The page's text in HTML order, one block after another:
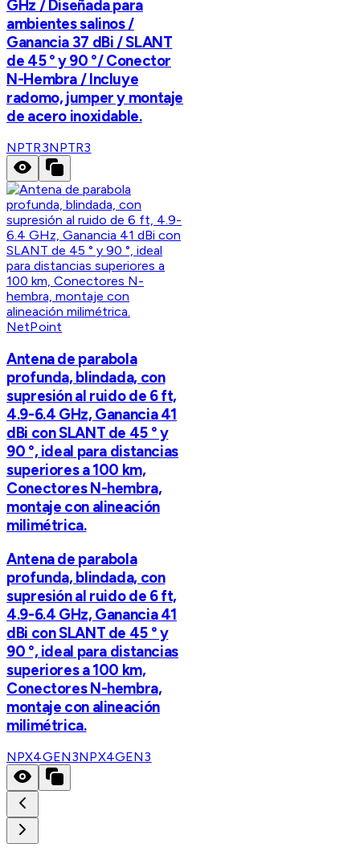
GHz / Diseñada para
ambientes salinos /
Ganancia 37 dBi / SLANT
de 45 ° y 90 °/ Conector
N-Hembra / Incluye
radomo, jumper y montaje
de acero inoxidable.
NPTR3NPTR3
NetPoint
Antena de parabola
profunda, blindada, con
supresión al ruido de 6 ft,
4.9-6.4 GHz, Ganancia 41
dBi con SLANT de 45 ° y
90 °, ideal para distancias
superiores a 100 km,
Conectores N-hembra,
montaje con alineación
milimétrica.
Antena de parabola
profunda, blindada, con
supresión al ruido de 6 ft,
4.9-6.4 GHz, Ganancia 41
dBi con SLANT de 45 ° y
90 °, ideal para distancias
superiores a 100 km,
Conectores N-hembra,
montaje con alineación
milimétrica.
NPX4GEN3NPX4GEN3